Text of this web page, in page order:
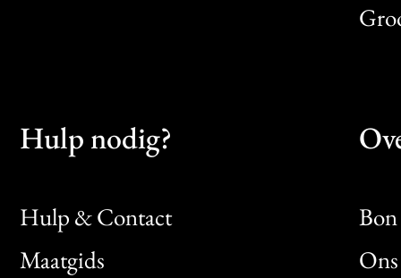
Hulp nodig?
Hulp & Contact
Maatgids